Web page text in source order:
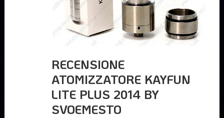
RECENSIONE
ATOMIZZATORE KAYFUN
LITE PLUS 2014 BY
SVOEMESTO